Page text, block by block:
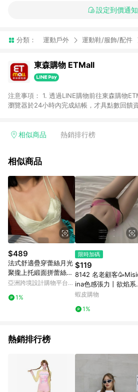
設定到價通知
分類： 運動戶外 運動鞋/服飾/配件
東森購物 ETMall
注意事項： 1. 透過LINE購物前往東森購物
瀏覽器於24小時內完成結帳，才具點數回饋
單，皆不在點數回饋範圍內。 3. 如購買以下
球嚴選、商城、專案商品、「草莓網」全館
回饋。 5. 點數回饋會扣除所有折扣優惠後
實際回饋請依LINE購物通知為主。 6. 訂單
ETMall站內之折扣優惠(包含但不限於東森幣
券等)，不具點數回饋資格。詳細請依東森購
顯示為準。 7. LINE購物設有「單一商品最高
殊活動時開放「回饋無上限」)，以同一訂單
計算，並依訂單成立時間當下LINE購物所設
8. LINE購物為購物資訊整合性平台，商品資
如顯示之商品規格、顏色、價位、贈品與東森
頁不符，以銷售網頁標示為準。 9. 若有贈點
日期+180天以內至LINE購物客服洽詢；若超
行申訴，恕無法贈點回饋。 10. 部分點數紅
用，或不適用於無回饋商品。各點數紅包之適
請依點數紅包頁面規則為準。
相似商品 熱銷排行榜
相似商品
$489
法式舒適疊穿蕾絲月光
聚攏上托緞面拼蕾絲聚
攏內衣女小胸顯大文胸
亞洲跨境設計購物平台
1%
限時加碼
$119
8142 名老顧客
ina色感張力丨欲焰系
列*撞色性感純欲蕾絲
蝦皮購物
1%
熱銷排行榜